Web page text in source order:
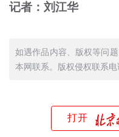
记者：刘江华
如遇作品内容、版权等问
本网联系。版权侵权联系
打开